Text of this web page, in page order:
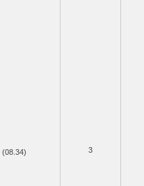
(08.34) 3